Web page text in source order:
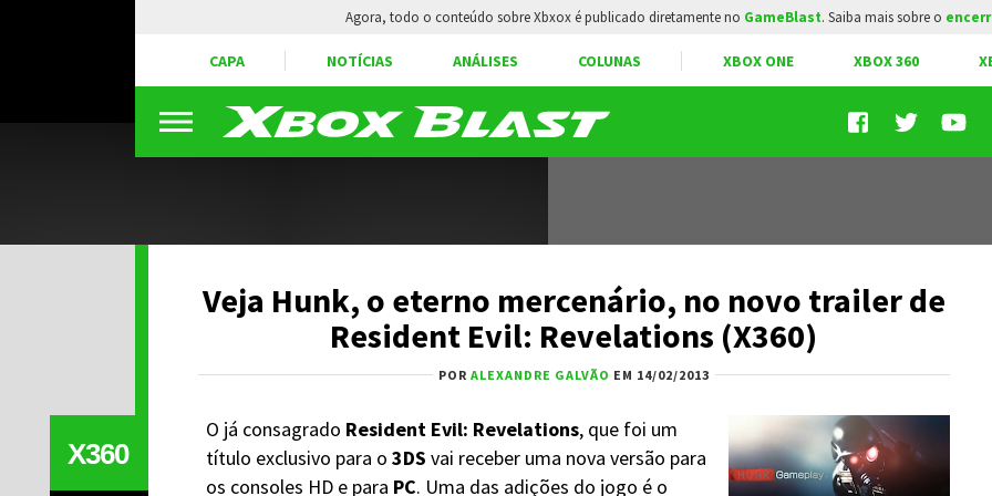
Agora, todo o conteúdo sobre Xbxox é publicado diretamente no GameBlast. Saiba mais sobre o
CAPA NOTÍCIAS ANÁLISES COLUNAS XBOX ONE XBOX 360
Veja Hunk, o eterno mercenário, no novo trailer de
Resident Evil: Revelations (X360)
POR ALEXANDRE GALVÃO EM 14/02/2013
O já consagrado Resident Evil: Revelations, que foi um
título exclusivo para o 3DS vai receber uma nova versão para
os consoles HD e para PC. Uma das adições do jogo é o
X360